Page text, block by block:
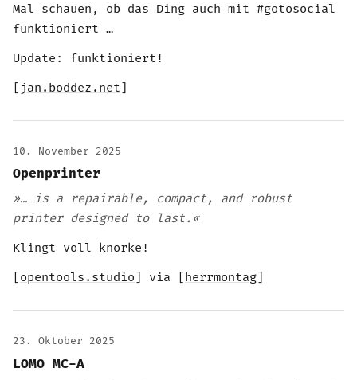
Mal schauen, ob das Ding auch mit #gotosocial
funktioniert …
Update: funktioniert!
[ jan.boddez.net]
10. November 2025
Openprinter
»… is a repairable, compact, and robust
printer designed to last.«
Klingt voll knorke!
opentools.studio ] via [ herrmontag
23. Oktober 2025
LOMO MC-A